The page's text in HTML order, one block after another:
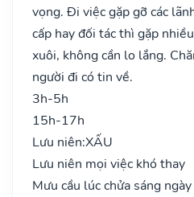
vọng. Đi việc gặp gỡ các
cấp hay đối tác thì gặp
xuôi, không cần lo lắng.
người đi có tin về.
3h-5h
15h-17h
Lưu niên:XẤU
Lưu niên mọi việc khó thay
Mưu cầu lúc chửa sáng